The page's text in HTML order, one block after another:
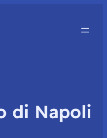
di Napoli